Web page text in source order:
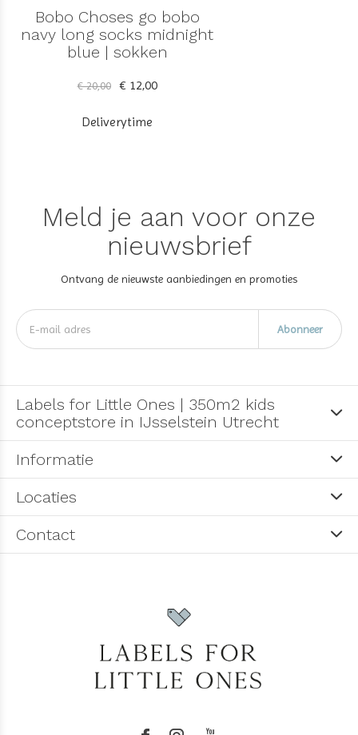
Bobo Choses go bobo
navy long socks midnight
blue | sokken
€ 20,00 € 12,00
Deliverytime
Meld je aan voor onze
nieuwsbrief
Ontvang de nieuwste aanbiedingen en promoties
Abonneer
Labels for Little Ones | 350m2 kids
conceptstore in IJsselstein Utrecht
Informatie
Locaties
Contact